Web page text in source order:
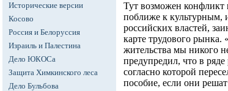
Исторические версии
Косово
Россия и Белоруссия
Израиль и Палестина
Дело ЮКОСа
Защита Химкинского леса
Дело Бульбова
Тут возможен конфликт
поближе к культурным,
российских властей,
карте трудового
жительства мы никого
предупредил, что в
согласно которой
пособие, если они решат